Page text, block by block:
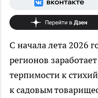
С начала лета 2026
регионов
терпимости к
к садовым